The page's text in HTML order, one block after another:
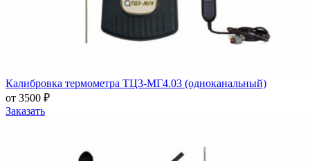
Калибровка термометра ТЦ3-МГ4.03 (одноканальный)
от 3500 ₽
Заказать